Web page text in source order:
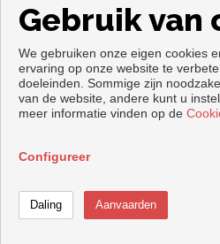
Copyright © 2026. alle
Gebruik van
We gebruiken onze eigen cookies
ervaring op onze website te
doeleinden. Sommige zijn
van de website, andere kunt u
meer informatie vinden op de
Configureer